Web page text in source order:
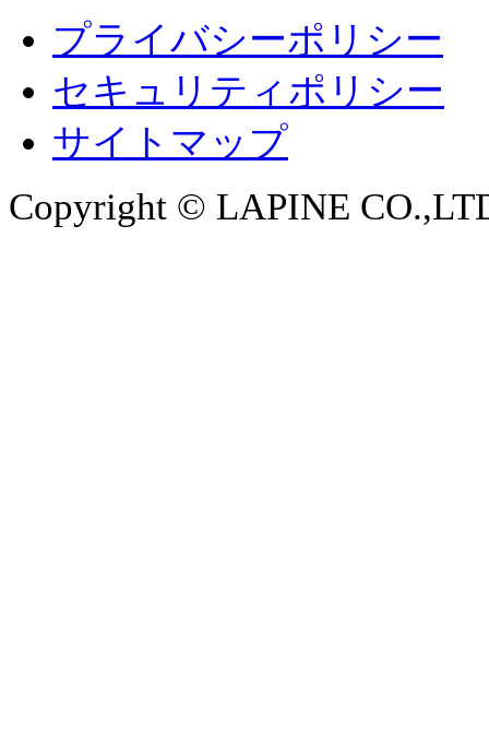
プライバシーポリシー
セキュリティポリシー
サイトマップ
Copyright © LAPINE